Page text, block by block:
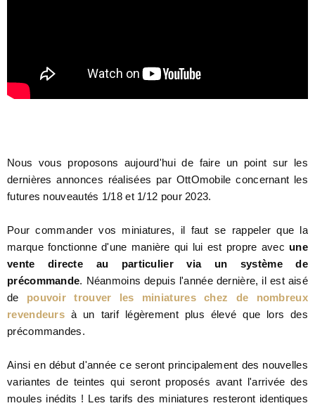
Nous vous proposons aujourd'hui de faire un point sur les
dernières annonces réalisées par OttOmobile concernant les
futures nouveautés 1/18 et 1/12 pour 2023.
Pour commander vos miniatures, il faut se rappeler que la
marque fonctionne d'une manière qui lui est propre avec une
vente directe au particulier via un système de
précommande. Néanmoins depuis l'année dernière, il est aisé
de pouvoir trouver les miniatures chez de nombreux
revendeurs à un tarif légèrement plus élevé que lors des
précommandes.
Ainsi en début d'année ce seront principalement des nouvelles
variantes de teintes qui seront proposés avant l'arrivée des
moules inédits ! Les tarifs des miniatures resteront identiques